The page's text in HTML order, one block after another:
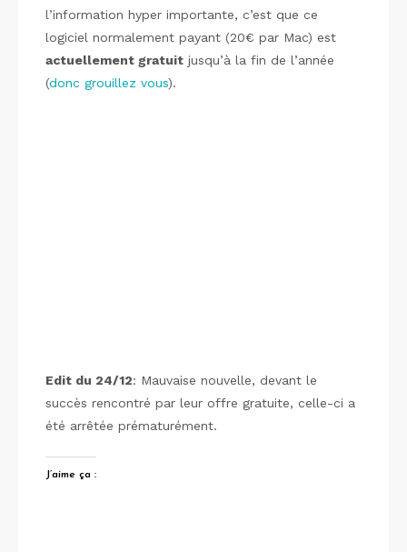
l’information hyper importante, c’est que ce
logiciel normalement payant (20€ par Mac) est
actuellement gratuit jusqu’à la fin de l’année
(donc grouillez vous).
Edit du 24/12: Mauvaise nouvelle, devant le
succès rencontré par leur offre gratuite, celle-ci a
été arrêtée prématurément.
J’aime ça :